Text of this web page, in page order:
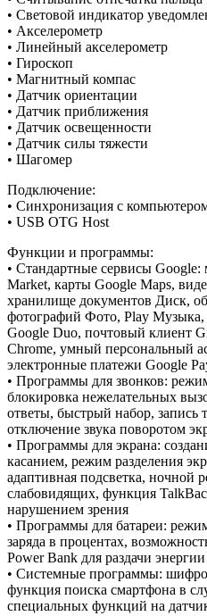
• Световой индикатор
• Акселерометр
• Линейный акселерометр
• Гироскоп
• Магнитный компас
• Датчик ориентации
• Датчик приближения
• Датчик освещенности
• Датчик силы тяжести
• Шагомер
Подключение:
• Синхронизация с
• USB OTG Host
Функции и программы:
• Стандартные сервисы
Market, карты Google Maps,
хранилище документов Диск,
фотографий Фото, Play
Google Duo, почтовый клиент
Chrome, умный персональный
электронные платежи Google
• Программы для звонков:
блокировка нежелательных
ответы, быстрый набор, запись
отключение звука поворотом
• Программы для экрана:
касанием, режим разделения
адаптивная подсветка,
слабовидящих, функция
нарушением зрения
• Программы для батареи:
заряда в процентах,
Power Bank для раздачи
• Системные программы:
функция поиска смартфона в
специальных функций на